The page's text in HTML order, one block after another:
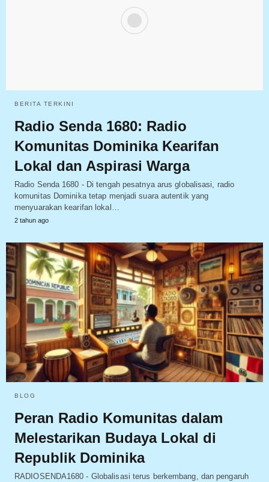
BERITA TERKINI
Radio Senda 1680: Radio
Komunitas Dominika Kearifan
Lokal dan Aspirasi Warga
Radio Senda 1680 - Di tengah pesatnya arus globalisasi, radio
komunitas Dominika tetap menjadi suara autentik yang
menyuarakan kearifan lokal…
2 tahun ago
BLOG
Peran Radio Komunitas dalam
Melestarikan Budaya Lokal di
Republik Dominika
RADIOSENDA1680 - Globalisasi terus berkembang, dan pengaruh